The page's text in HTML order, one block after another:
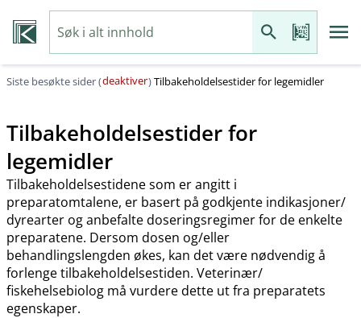
Siste besøkte sider (deaktiver)Tilbakeholdelsestider for legemidler
Tilbakeholdelsestider for
legemidler
Tilbakeholdelsestidene som er angitt i
preparatomtalene, er basert på godkjente indikasjoner​/​
dyrearter og anbefalte doseringsregimer for de enkelte
preparatene. Dersom dosen og​/​eller
behandlingslengden økes, kan det være nødvendig å
forlenge tilbakeholdelsestiden. Veterinær​/​
fiskehelsebiolog må vurdere dette ut fra preparatets
egenskaper.